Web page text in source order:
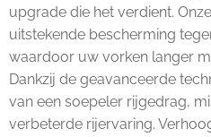
upgrade die het verdient.
uitstekende bescherming
waardoor uw vorken langer
Dankzij de geavanceerde
van een soepeler rijgedrag,
verbeterde rijervaring.